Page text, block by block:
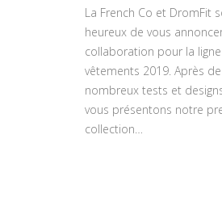
La French Co et DromFit
heureux de vous
collaboration pour la
vêtements 2019. Après de
nombreux tests et
vous présentons notre
collection…